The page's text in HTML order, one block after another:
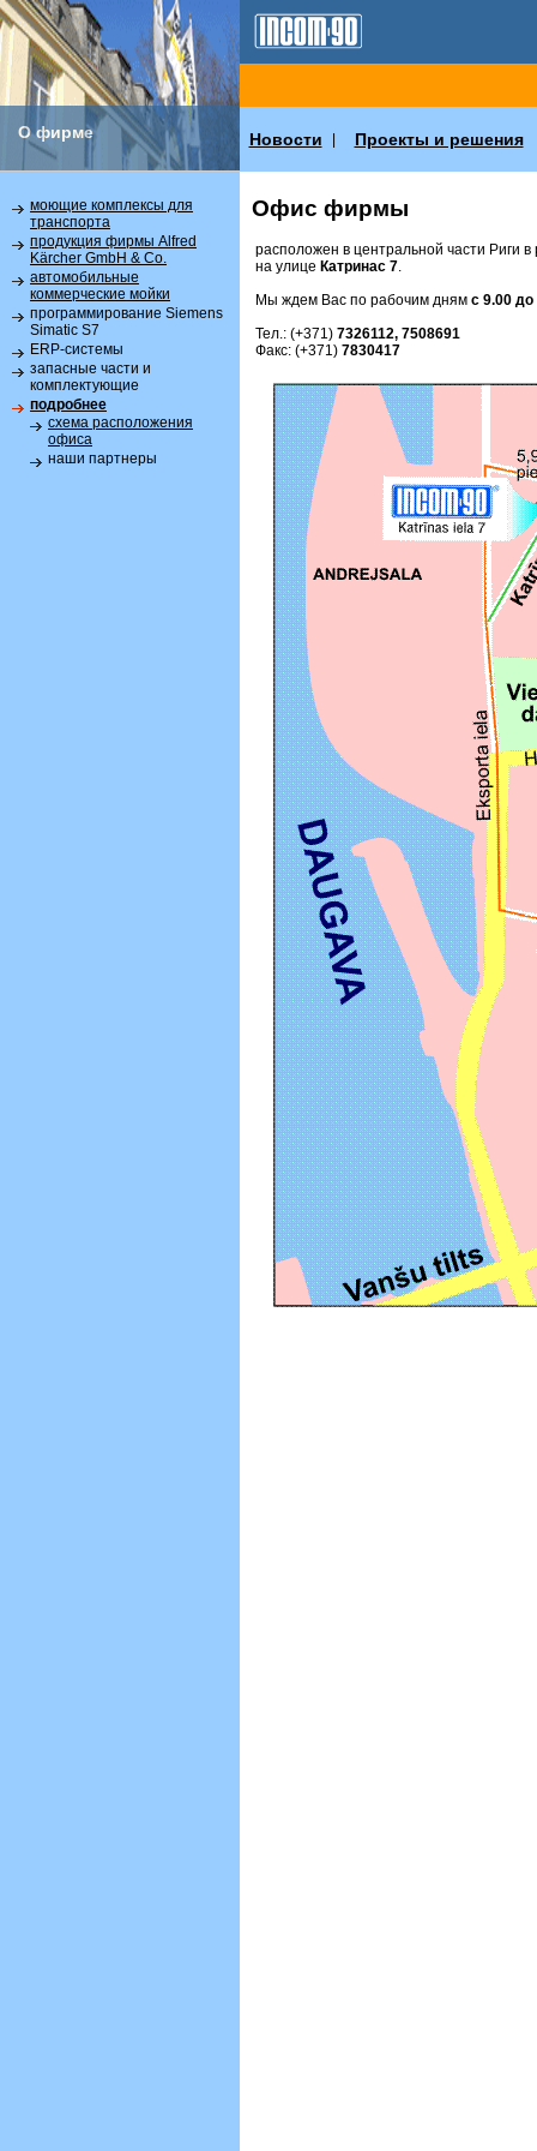
О фирме Новости Проекты и решения
моющие комплексы для
транспорта
продукция фирмы Alfred
Kärcher GmbH & Co.
автомобильные
коммерческие мойки
программирование Siemens
Simatic S7
ERP-системы
запасные части и
комплектующие
подробнее
схема расположения
офиса
наши партнеры
Офис фирмы
расположен в центральной части Риги
на улице Катринас 7.
Мы ждем Вас по рабочим дням с 9.00 до
Тел.: (+371) 7326112, 7508691
Факс: (+371) 7830417